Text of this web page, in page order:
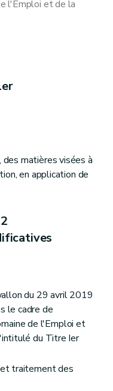
l'Emploi et de la
matières visées à
en application de
du 29 avril 2019
le cadre de
de l'Emploi et
du Titre Ier
et traitement des